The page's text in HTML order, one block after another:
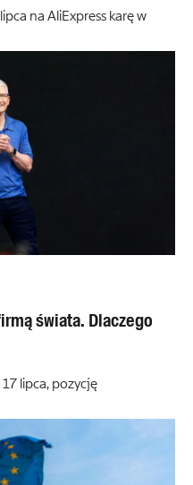
na AliExpress karę w
świata. Dlaczego
lipca, pozycję